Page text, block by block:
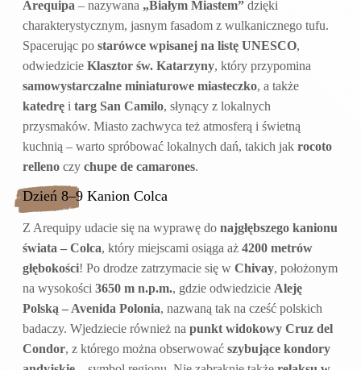
Arequipa – nazywana „Białym Miastem” dzięki
charakterystycznym, jasnym fasadom z wulkanicznego tufu.
Spacerując po starówce wpisanej na listę UNESCO,
odwiedzicie Klasztor św. Katarzyny, który przypomina
samowystarczalne miniaturowe miasteczko, a także
katedrę i targ San Camilo, słynący z lokalnych
przysmaków. Miasto zachwyca też atmosferą i świetną
kuchnią – warto spróbować lokalnych dań, takich jak rocoto
relleno czy chupe de camarones.
Dzień 8–9 Kanion Colca
Z Arequipy udacie się na wyprawę do najgłębszego kanionu
świata – Colca, który miejscami osiąga aż 4200 metrów
głębokości! Po drodze zatrzymacie się w Chivay, położonym
na wysokości 3650 m n.p.m., gdzie odwiedzicie Aleję
Polską – Avenida Polonia, nazwaną tak na cześć polskich
badaczy. Wjedziecie również na punkt widokowy Cruz del
Condor, z którego można obserwować szybujące kondory